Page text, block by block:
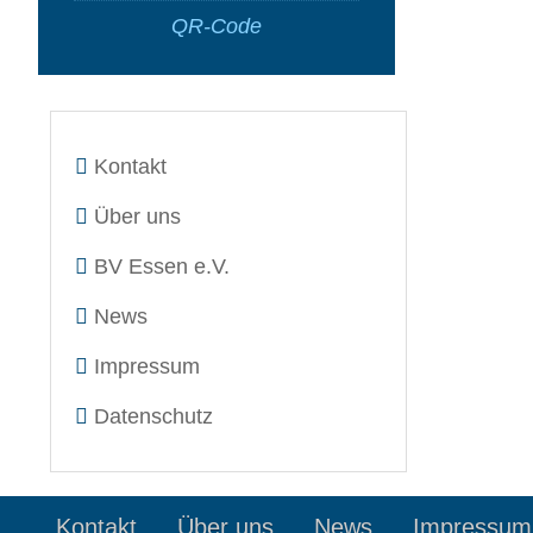
QR-Code
Kontakt
Über uns
BV Essen e.V.
News
Impressum
Datenschutz
Kontakt Über uns News Impressum